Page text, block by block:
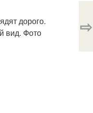
дорого.
вид. Фото
⇨